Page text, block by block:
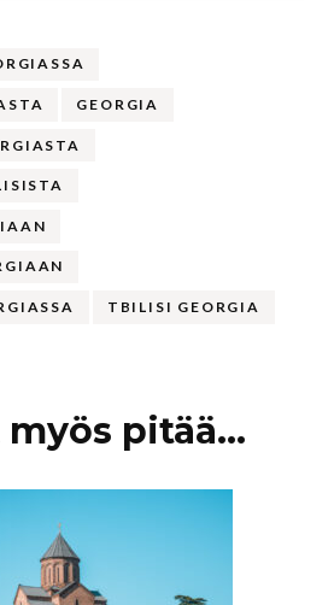
GEORGIA
TBILISI GEORGIA
myös pitää...